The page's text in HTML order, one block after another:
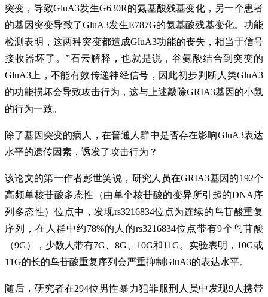
突变，导致GluA3发生G630R的氨基酸残基变化，另一个患者
的基因突变导致了GluA3发生E787G的氨基酸残基变化。功能
检测表明，这两种突变都造成GluA3功能的丧失，相当于信号
接收器坏了。”石云解释，也就是说，谷氨酸结合到突变的
GluA3上，不能有效传递神经信号，因此初步判断人类GluA3
的功能损坏会导致攻击行为，这与上述敲除GRIA3基因的小鼠
的行为一致。
除了基因突变的病人，在普通人群中是否存在影响GluA3表达
水平的遗传因素，诱发了攻击行为？
该论文的第一作者彭世笑说，研究人员在GRIA3基因的192个
高频单核苷酸多态性（由单个核苷酸的变异所引起的DNA序
列多态性）位点中，发现rs3216834位点为连续的鸟苷酸重复
序列，在人群中约78%的人的rs3216834位点带有9个鸟苷酸
（9G），少数人带有7G、8G、10G和11G。实验表明，10G或
11G的长的鸟苷酸重复序列会严重抑制GluA3的表达水平。
随后，研究者在294位男性暴力犯罪服刑人员中发现9人携带